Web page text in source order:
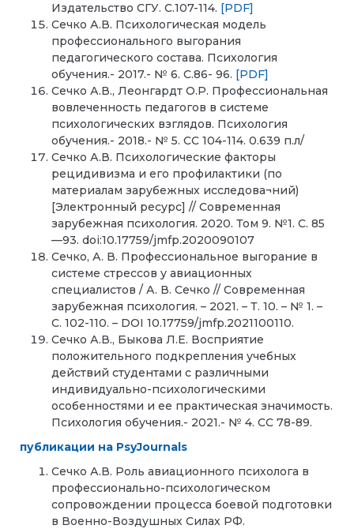
Издательство СГУ. С.107-114. [PDF]
Сечко А.В. Психологическая модель
профессионального выгорания
педагогического состава. Психология
обучения.- 2017.- № 6. С.86- 96. [PDF]
Сечко А.В., Леонгардт О.Р. Профессиональная
вовлеченность педагогов в системе
психологических взглядов. Психология
обучения.- 2018.- № 5. СС 104-114. 0.639 п.л/
Сечко А.В. Психологические факторы
рецидивизма и его профилактики (по
материалам зарубежных исследова¬ний)
[Электронный ресурс] // Современная
зарубежная психология. 2020. Том 9. №1. С. 85
—93. doi:10.17759/jmfp.2020090107
Сечко, А. В. Профессиональное выгорание в
системе стрессов у авиационных
специалистов / А. В. Сечко // Современная
зарубежная психология. – 2021. – Т. 10. – № 1. –
С. 102-110. – DOI 10.17759/jmfp.2021100110.
Сечко А.В., Быкова Л.Е. Восприятие
положительного подкрепления учебных
действий студентами с различными
индивидуально-психологическими
особенностями и ее практическая значимость.
Психология обучения.- 2021.- № 4. СС 78-89.
публикации на PsyJournals
Сечко А.В. Роль авиационного психолога в
профессионально-психологическом
сопровождении процесса боевой подготовки
в Военно-Воздушных Силах РФ.